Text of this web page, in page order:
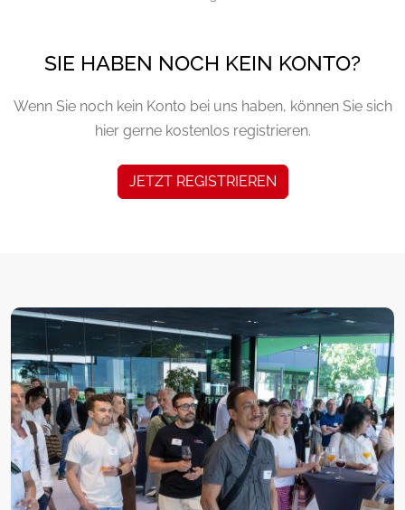
SIE HABEN NOCH KEIN KONTO?
Wenn Sie noch kein Konto bei uns haben, können Sie sich
hier gerne kostenlos registrieren.
JETZT REGISTRIEREN